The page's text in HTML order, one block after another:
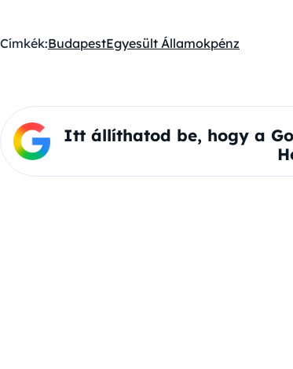
Címkék:BudapestEgyesült Államokpénz
Itt állíthatod be, hogy a